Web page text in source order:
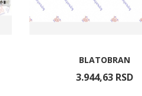
BLATOBRAN
3.944,63 RSD